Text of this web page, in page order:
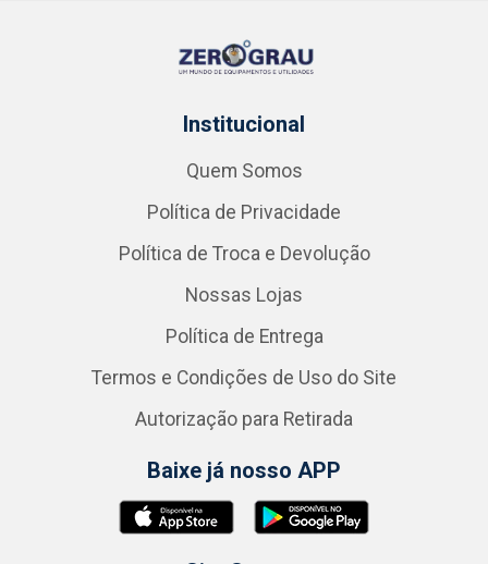
Institucional
Quem Somos
Política de Privacidade
Política de Troca e Devolução
Nossas Lojas
Política de Entrega
Termos e Condições de Uso do Site
Autorização para Retirada
Baixe já nosso APP